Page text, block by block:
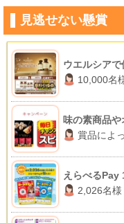
見逃せない懸賞
ウエルシア
10,000名
味の素商品
賞品によ
えらべるPay
2,026名様